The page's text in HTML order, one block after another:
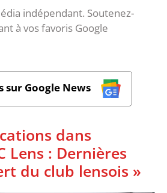
indépendant. Soutenez-
à vos favoris Google
sur Google News
dans
Lens : Dernières
du club lensois »